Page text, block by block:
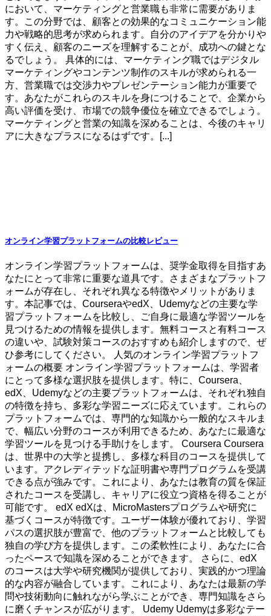
において、マーケティングと営業職も非常に需要がありま
す。この分野では、顧客との効果的なコミュニケーション能
力や戦略的思考が求められます。自分のアイデアを分かりや
すく伝え、顧客のニーズを理解することが、成功への鍵とな
るでしょう。 具体的には、マーケティング職ではデジタル
マーケティングやコンテンツ制作のスキルが求められる一
方、営業職では交渉力やプレゼンテーション能力が重要で
す。あなたがこれらのスキルを身につけることで、企業から
高い評価を受け、市場での競争優位を確立できるでしょう。
マーケティングと営業の知識を深めることは、今後のキャリ
アに大きなプラスになるはずです。[...]
オンライン学習プラットフォームの比較レビュー
オンライン学習プラットフォームは、奨学金取得を目指すあ
なたにとって非常に重要な道具です。さまざまなプラットフ
ォームが存在し、それぞれ異なる特徴やメリットがありま
す。本記事では、CourseraやedX、Udemyなどの主要な学
習プラットフォームを比較し、ご自身に最適な学習ツールを
見つけるための情報を提供します。無料コースと有料コース
の違いや、試験対策コースのおすすめも紹介しますので、ぜ
ひ参考にしてください。 人気のオンライン学習プラットフ
ォームの概要 オンライン学習プラットフォームは、学習者
にとって多様な選択肢を提供します。特に、Coursera、
edX、Udemyなどの主要プラットフォームは、それぞれ独自
の特徴を持ち、多彩な学習ニーズに応えています。これらの
プラットフォームでは、専門的な知識から一般的なスキルま
で、幅広い分野のコースが利用できるため、あなたに最適な
学習ツールを見つける手助けをします。 Coursera Coursera
は、世界中の大学と提携し、多様な科目のコースを提供して
います。アクレディテッドな証明書や専門プログラムを受講
できる点が強みです。これにより、あなたは教育の質を保証
されたコースを受講し、キャリアに役立つ資格を得ることが
可能です。 edX edXは、MicroMastersプログラムや研究に
基づくコースが特徴です。ユーザー体験が優れており、学習
パスの選択肢が豊富で、他のプラットフォームと比較しても
独自の学び方を提供します。この柔軟性により、あなたに合
ったペースで知識を深めることができます。 さらに、edX
のコースは大学や研究機関が提供しており、実践的かつ理論
的な内容が融合しています。これにより、あなたは最新の学
問や技術動向に触れながら学ぶことができ、専門知識をさら
に磨くチャンスが広がります。 Udemy Udemyは多彩なテー